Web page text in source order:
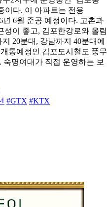
이다. 이 아파트는 전용
년 6월 준공 예정이다. 고촌과
성이 좋고, 김포한강로와 올림
20분대, 강남까지 40분대에
통예정인 김포도시철도 풍무
명여대가 직접 운영하는 보
#GTX #KTX